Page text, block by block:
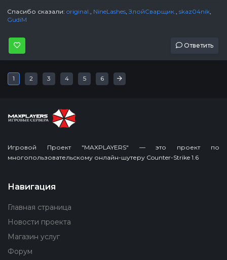
Спасибо сказали: original. NineLashes ,ЗлойСварщик. skaz04nik
GudiM
Ответить
1 2 3 4 5 6 »
Игровой Проект "MAXPLAYERS" — это проект по
многопользовательскому онлайн-шутеру Counter-Strike 1.6
Навигация
Главная страница
Новости проекта
Магазин услуг
Форум